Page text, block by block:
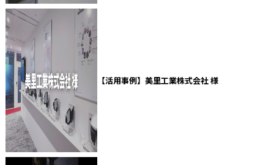
【活用事例】美里工業株式会社 様